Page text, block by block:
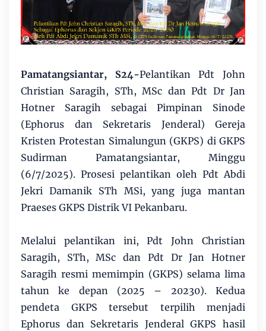
Pamatangsiantar, S24-Pelantikan Pdt John
Christian Saragih, STh, MSc dan Pdt Dr Jan
Hotner Saragih sebagai Pimpinan Sinode
(Ephorus dan Sekretaris Jenderal) Gereja
Kristen Protestan Simalungun (GKPS) di GKPS
Sudirman Pamatangsiantar, Minggu
(6/7/2025). Prosesi pelantikan oleh Pdt Abdi
Jekri Damanik STh MSi, yang juga mantan
Praeses GKPS Distrik VI Pekanbaru.
Melalui pelantikan ini, Pdt John Christian
Saragih, STh, MSc dan Pdt Dr Jan Hotner
Saragih resmi memimpin (GKPS) selama lima
tahun ke depan (2025 – 20230). Kedua
pendeta GKPS tersebut terpilih menjadi
Ephorus dan Sekretaris Jenderal GKPS hasil